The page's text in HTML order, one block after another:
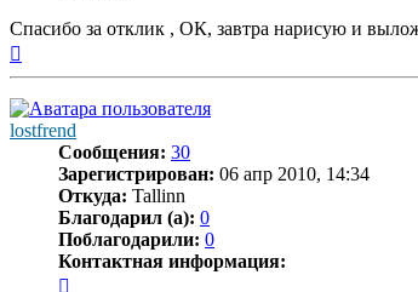
Спасибо за отклик , ОК, завтра нарисую и
lostfrend
Сообщения: 30
Зарегистрирован: 06 апр 2010, 14:34
Откуда: Tallinn
Благодарил (а): 0
Поблагодарили: 0
Контактная информация: